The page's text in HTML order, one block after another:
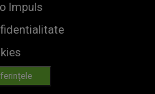
Impuls